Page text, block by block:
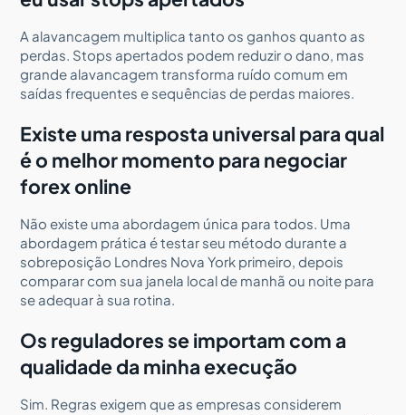
A alavancagem multiplica tanto os ganhos quanto as
perdas. Stops apertados podem reduzir o dano, mas
grande alavancagem transforma ruído comum em
saídas frequentes e sequências de perdas maiores.
Existe uma resposta universal para qual
é o melhor momento para negociar
forex online
Não existe uma abordagem única para todos. Uma
abordagem prática é testar seu método durante a
sobreposição Londres Nova York primeiro, depois
comparar com sua janela local de manhã ou noite para
se adequar à sua rotina.
Os reguladores se importam com a
qualidade da minha execução
Sim. Regras exigem que as empresas considerem